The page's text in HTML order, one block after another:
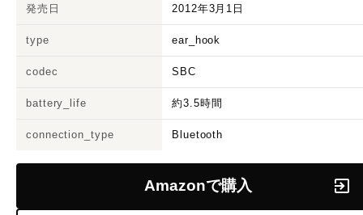
発売日 2012年3月1日
type ear_hook
codec SBC
battery_life 約3.5時間
connection_type Bluetooth
Amazonで購入